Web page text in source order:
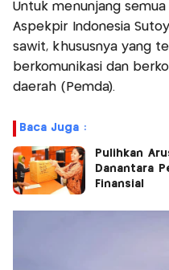
Untuk menunjang
Aspekpir Indonesia
sawit, khususnya yang
berkomunikasi dan
daerah (Pemda).
Baca Juga :
Pulihkan
Danantara
Finansial